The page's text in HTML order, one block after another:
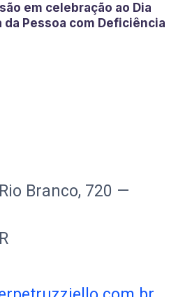
em celebração ao Dia
da Pessoa com Deficiência
Branco, 720 —